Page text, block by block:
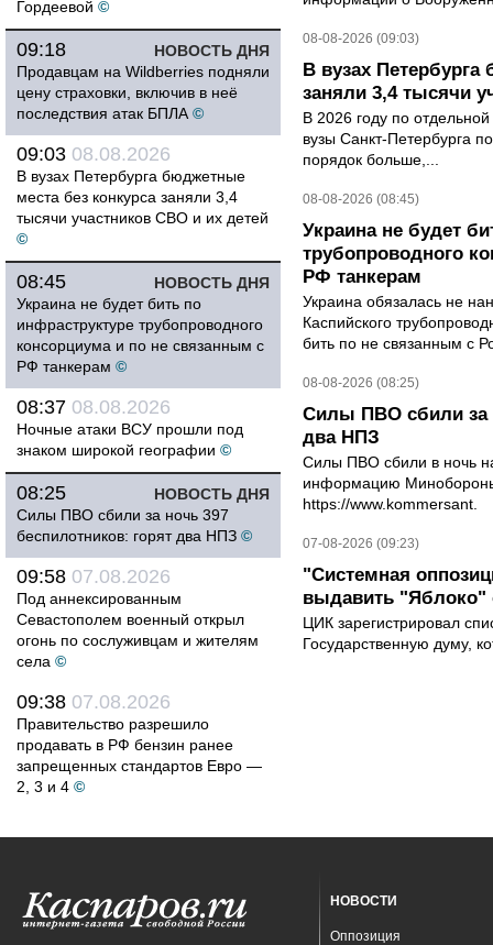
Гордеевой ©
НОВОСТЬ ДНЯ
09:18
Продавцам на Wildberries подняли
цену страховки, включив в неё
последствия атак БПЛА ©
09:03 08.08.2026
В вузах Петербурга бюджетные
места без конкурса заняли 3,4
тысячи участников СВО и их детей
©
НОВОСТЬ ДНЯ
08:45
Украина не будет бить по
инфраструктуре трубопроводного
консорциума и по не связанным с
РФ танкерам ©
08:37 08.08.2026
Ночные атаки ВСУ прошли под
знаком широкой географии ©
НОВОСТЬ ДНЯ
08:25
Силы ПВО сбили за ночь 397
беспилотников: горят два НПЗ ©
09:58 07.08.2026
Под аннексированным
Севастополем военный открыл
огонь по сослуживцам и жителям
села ©
09:38 07.08.2026
Правительство разрешило
продавать в РФ бензин ранее
запрещенных стандартов Евро —
2, 3 и 4 ©
08-08-2026 (09:03)
В вузах
заняли 3,4 тысячи
В 2026 году по
вузы Санкт-Петербурга
порядок больше,...
08-08-2026 (08:45)
Украина не будет
трубопроводного
РФ танкерам
Украина обязалась не
Каспийского
бить по не связанным с
08-08-2026 (08:25)
Силы ПВО сбили за
два НПЗ
Силы ПВО сбили в ночь на
информацию
https://www.kommersant.
07-08-2026 (09:23)
"Системная
выдавить "Яблоко"
ЦИК зарегистрировал
Государственную думу,
НОВОСТИ
Оппозиция